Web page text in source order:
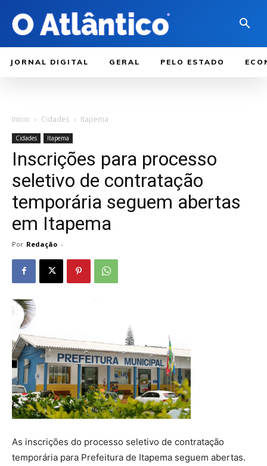
JORNAL DIGITAL GERAL PELO ESTADO
Início Cidades Itapema
Cidades Itapema
Inscrições para processo
seletivo de contratação
temporária seguem abertas
em Itapema
Por Redação -
As inscrições do processo seletivo de contratação
temporária para Prefeitura de Itapema seguem abertas.